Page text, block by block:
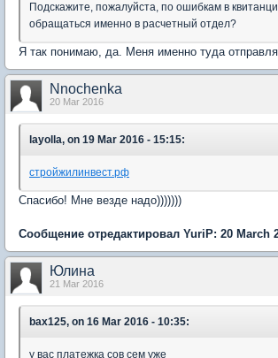
Подскажите, пожалуйста, по ошибкам в
обращаться именно в расчетный отдел?
Я так понимаю, да. Меня именно туда
Nnochenka
20 Mar 2016
layolla, on 19 Mar 2016 - 15:15:
стройжилинвест.рф
Спасибо! Мне везде надо)))))))
Сообщение отредактировал YuriP: 20 March
Юлина
21 Mar 2016
bax125, on 16 Mar 2016 - 10:35:
у вас платежка сов сем уже